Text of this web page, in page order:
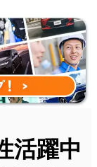
活躍中